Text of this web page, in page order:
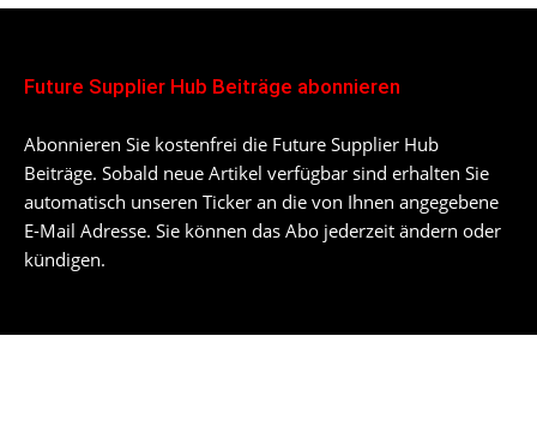
Future Supplier Hub Beiträge abonnieren
Abonnieren Sie kostenfrei die Future Supplier Hub
Beiträge. Sobald neue Artikel verfügbar sind erhalten Sie
automatisch unseren Ticker an die von Ihnen angegebene
E-Mail Adresse. Sie können das Abo jederzeit ändern oder
kündigen.